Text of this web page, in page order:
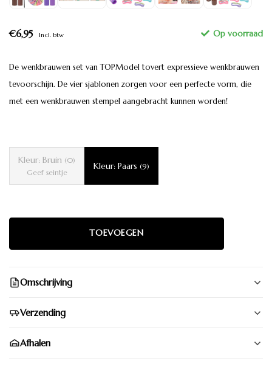
€6,95 Incl. btw
De wenkbrauwen set van TOPModel tovert expressieve wenkbrauwen
tevoorschijn. De vier sjablonen zorgen voor een perfecte vorm, die
met een wenkbrauwen stempel aangebracht kunnen worden!
Kleur: Bruin (0)
Geef seintje
Kleur: Paars (9)
Omschrijving
Verzending
Afhalen